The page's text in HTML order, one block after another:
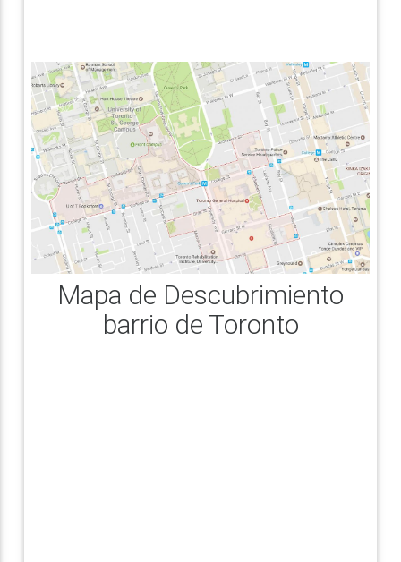
Mapa de Descubrimiento
barrio de Toronto